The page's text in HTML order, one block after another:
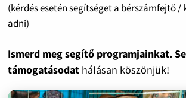
(kérdés esetén segítséget a bérszámfejtő /
adni)
Ismerd meg segítő programjainkat.
támogatásodat hálásan köszönjük!